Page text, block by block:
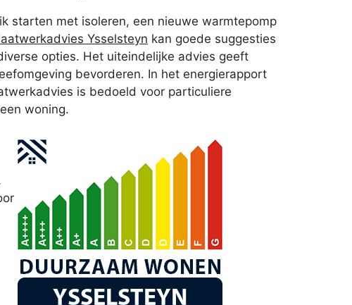
starten met isoleren, een nieuwe warmtepomp
Ysselsteyn kan goede suggesties
opties. Het uiteindelijke advies geeft
bevorderen. In het energierapport
is bedoeld voor particuliere
woning.